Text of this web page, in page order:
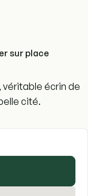
sur place
véritable écrin de
cité.